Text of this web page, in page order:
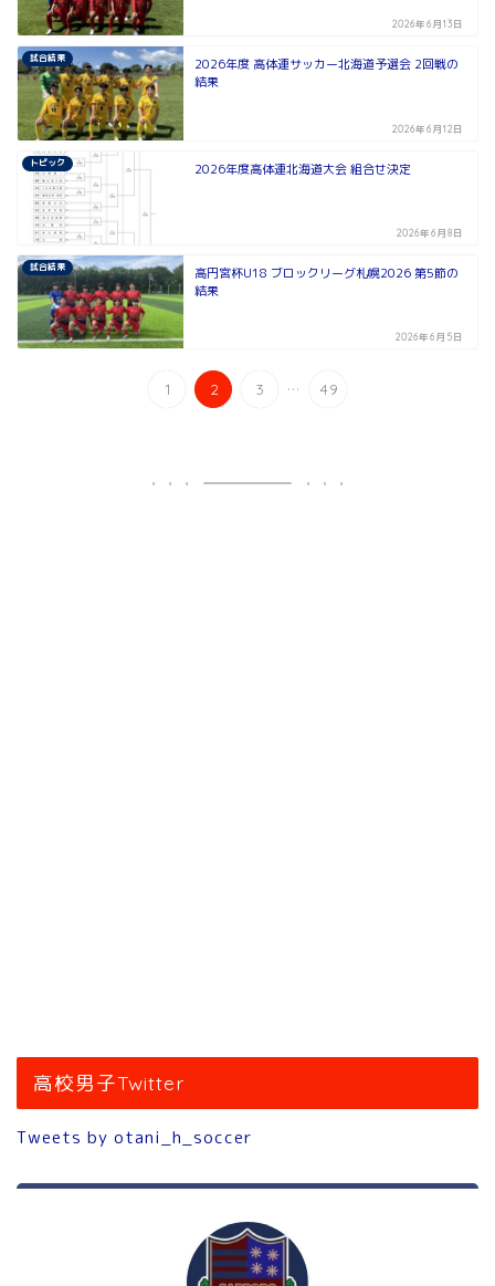
2026年6月13日
試合結果
2026年度 高体連サッカー北海道予選会 2回戦の
結果
2026年6月12日
トピック 2026年度高体連北海道大会 組合せ決定
2026年6月8日
試合結果
高円宮杯U18 ブロックリーグ札幌2026 第5節の
結果
2026年6月5日
1 2 3 ... 49
高校男子Twitter
Tweets by otani_h_soccer